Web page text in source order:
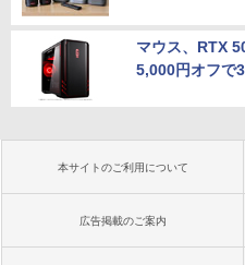
マウス、RTX
5,000円オフで
本サイトのご利用について
広告掲載のご案内